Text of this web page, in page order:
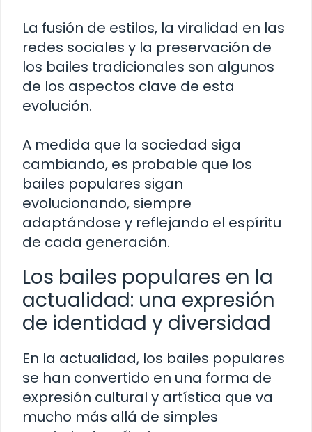
La fusión de estilos, la viralidad en las
redes sociales y la preservación de
los bailes tradicionales son algunos
de los aspectos clave de esta
evolución.
A medida que la sociedad siga
cambiando, es probable que los
bailes populares sigan
evolucionando, siempre
adaptándose y reflejando el espíritu
de cada generación.
Los bailes populares en la
actualidad: una expresión
de identidad y diversidad
En la actualidad, los bailes populares
se han convertido en una forma de
expresión cultural y artística que va
mucho más allá de simples